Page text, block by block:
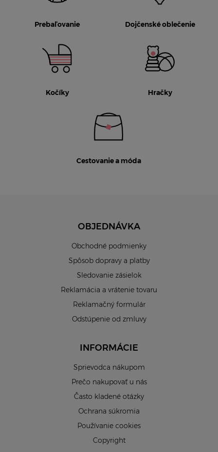
Prebaľovanie Dojčenské oblečenie
Kočíky Hračky
Cestovanie a móda
OBJEDNÁVKA
Obchodné podmienky
Spôsob dopravy a platby
Sledovanie zásielok
Reklamácia a vrátenie tovaru
Reklamačný formulár
Odstúpenie od zmluvy
INFORMÁCIE
Sprievodca nákupom
Prečo nakupovať u nás
Často kladené otázky
Ochrana súkromia
Používanie cookies
Copyright